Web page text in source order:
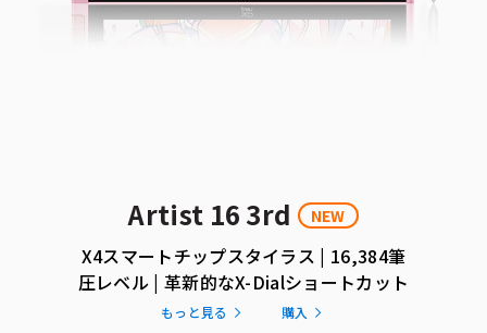
Artist 16 3rd NEW
X4スマートチップスタイラス | 16,384筆
圧レベル | 革新的なX-Dialショートカット
もっと見る 購入